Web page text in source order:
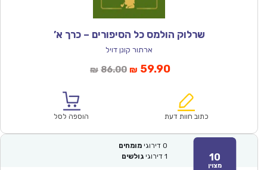
שרלוק הולמס כל הסיפורים – כרך א’
ארתור קונן דויל
₪ 86.00המחיר
₪86.00.
₪ 59.90המחיר
הוא:
כתוב חוות דעת הוספה לסל
10
מצוין
0 דירוגי מומחים
1 דירוגי גולשים